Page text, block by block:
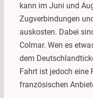
kann im Juni und
Zugverbindungen
auskosten. Dabei
Colmar. Wen es
dem
Fahrt ist jedoch eine
französischen